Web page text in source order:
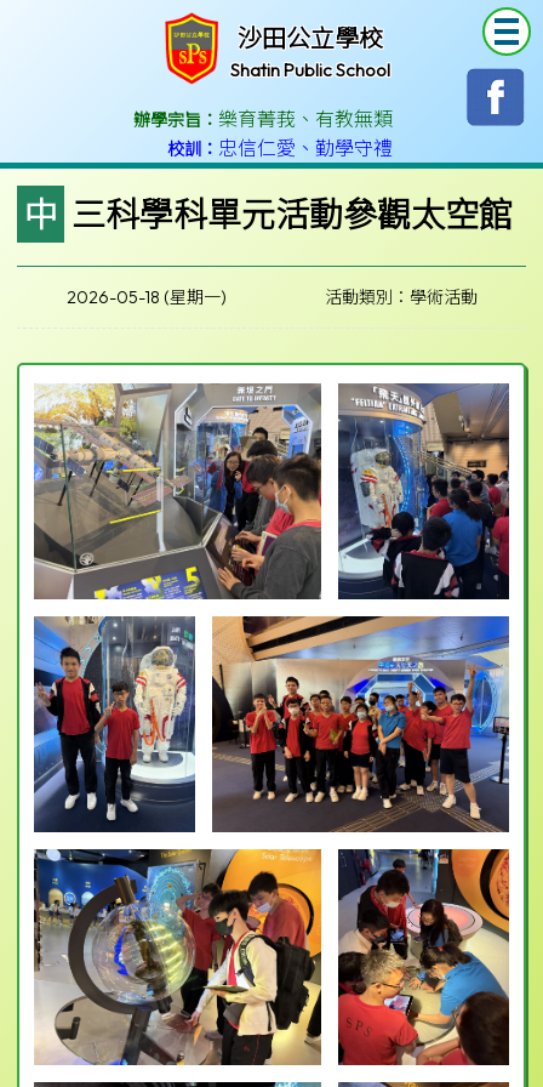
沙田公立學校
Shatin Public School
辦學宗旨： 樂育菁莪 、 有教無類
校訓： 忠信仁愛 、 勤學守禮
中三科學科單元活動參觀太空館
2026-05-18 (星期一) 活動類別：學術活動